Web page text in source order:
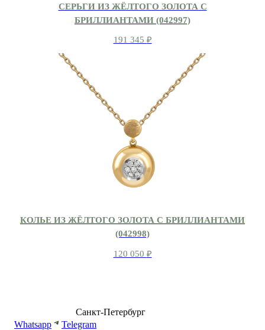
СЕРЬГИ ИЗ ЖЁЛТОГО ЗОЛОТА С
БРИЛЛИАНТАМИ (042997)
191 345 ₽
КОЛЬЕ ИЗ ЖЁЛТОГО ЗОЛОТА С БРИЛЛИАНТАМИ
(042998)
120 050 ₽
Санкт-Петербург
Whatsapp
Telegram